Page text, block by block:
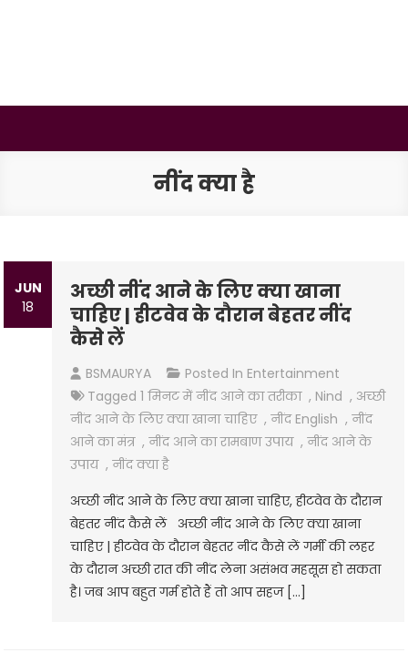
नींद क्या है
JUN
18
अच्छी नींद आने के लिए क्या खाना
चाहिए | हीटवेव के दौरान बेहतर नींद
कैसे लें
BSMAURYA Posted In Entertainment
Tagged1 मिनट में नींद आने का तरीका , Nind , अच्छी
नींद आने के लिए क्या खाना चाहिए ,नींद English ,नींद
आने का मंत्र ,नींद आने का रामबाण उपाय ,नींद आने के
उपाय ,नींद क्या है
अच्छी नींद आने के लिए क्या खाना चाहिए, हीटवेव के दौरान
बेहतर नींद कैसे लें अच्छी नींद आने के लिए क्या खाना
चाहिए | हीटवेव के दौरान बेहतर नींद कैसे लें गर्मी की लहर
के दौरान अच्छी रात की नींद लेना असंभव महसूस हो सकता
है। जब आप बहुत गर्म होते हैं तो आप सहज […]